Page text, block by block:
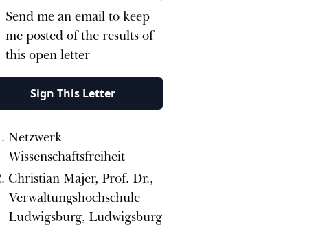
Send me an email to keep
me posted of the results of
this open letter
Sign This Letter
Netzwerk
Wissenschaftsfreiheit
Christian Majer, Prof. Dr.,
Verwaltungshochschule
Ludwigsburg, Ludwigsburg